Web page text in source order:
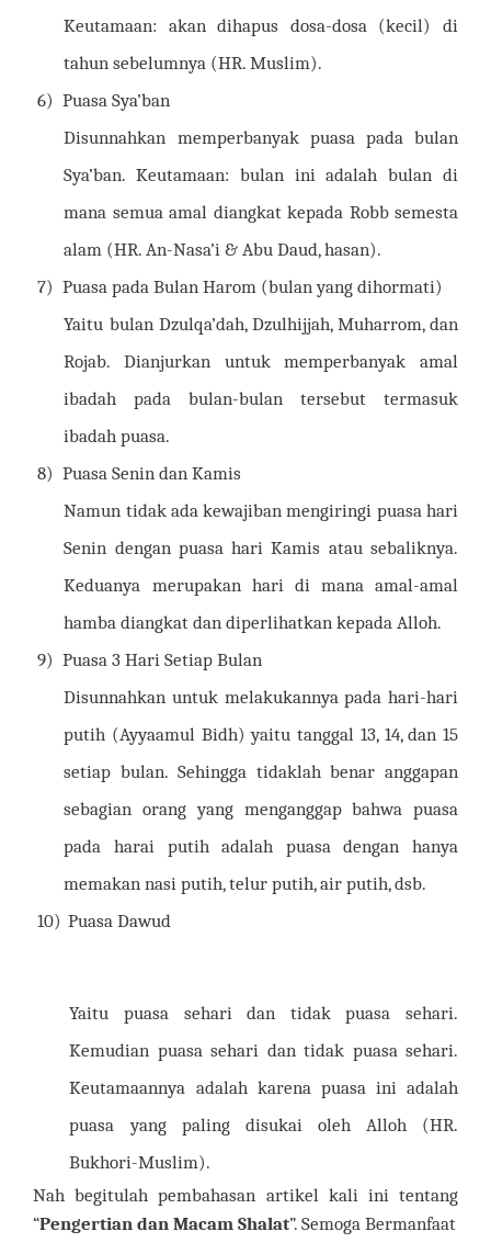
Keutamaan: akan dihapus dosa-dosa (kecil) di
tahun sebelumnya (HR. Muslim).
6) Puasa Sya’ban
Disunnahkan memperbanyak puasa pada bulan
Sya’ban. Keutamaan: bulan ini adalah bulan di
mana semua amal diangkat kepada Robb semesta
alam (HR. An-Nasa’i & Abu Daud, hasan).
7) Puasa pada Bulan Harom (bulan yang dihormati)
Yaitu bulan Dzulqa’dah, Dzulhijjah, Muharrom, dan
Rojab. Dianjurkan untuk memperbanyak amal
ibadah pada bulan-bulan tersebut termasuk
ibadah puasa.
8) Puasa Senin dan Kamis
Namun tidak ada kewajiban mengiringi puasa hari
Senin dengan puasa hari Kamis atau sebaliknya.
Keduanya merupakan hari di mana amal-amal
hamba diangkat dan diperlihatkan kepada Alloh.
9) Puasa 3 Hari Setiap Bulan
Disunnahkan untuk melakukannya pada hari-hari
putih (Ayyaamul Bidh) yaitu tanggal 13, 14, dan 15
setiap bulan. Sehingga tidaklah benar anggapan
sebagian orang yang menganggap bahwa puasa
pada harai putih adalah puasa dengan hanya
memakan nasi putih, telur putih, air putih, dsb.
10) Puasa Dawud
Yaitu puasa sehari dan tidak puasa sehari.
Kemudian puasa sehari dan tidak puasa sehari.
Keutamaannya adalah karena puasa ini adalah
puasa yang paling disukai oleh Alloh (HR.
Bukhori-Muslim).
Nah begitulah pembahasan artikel kali ini tentang
“Pengertian dan Macam Shalat”. Semoga Bermanfaat